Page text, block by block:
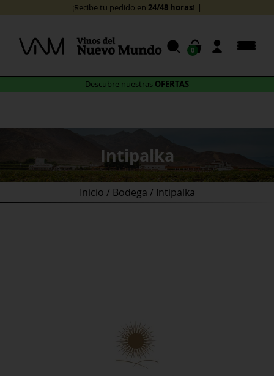
content
Descubre nuestras OFERTAS
¡Recibe tu pedido en 24/48 horas!
0
Intipalka
Inicio / Bodega / Intipalka